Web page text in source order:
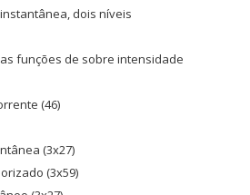
dois níveis
funções de sobre intensidade
(46)
(3x27)
(3x59)